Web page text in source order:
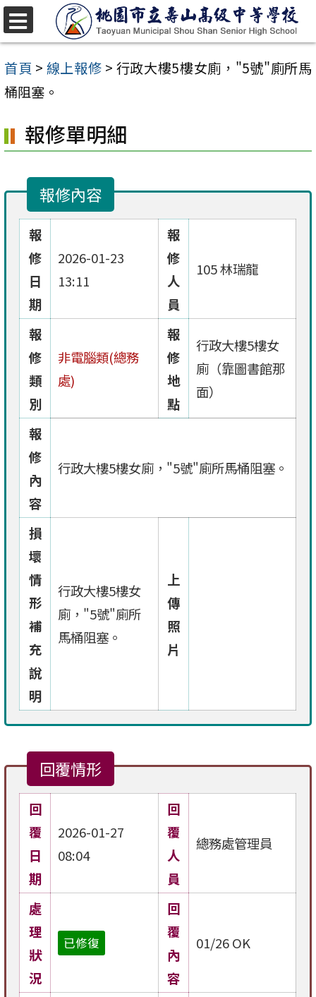
跳
至
主
要
容
區
首頁 > 線上報修 > 行政大樓5樓女廁，"5號"廁所馬
桶阻塞。
報修單明細
報修內容
報
修
日
期
2026-01-23
13:11
報
修
人
員
105 林瑞龍
報
修
類
別
非電腦類(總務
處)
報
修
地
點
行政大樓5樓女
廁（靠圖書館那
面）
報
修
內
容
行政大樓5樓女廁，"5號"廁所馬桶阻塞。
損
壞
情
形
補
充
說
明
行政大樓5樓女
廁，"5號"廁所
馬桶阻塞。
上
傳
照
片
回覆情形
回
覆
日
期
2026-01-27
08:04
回
覆
人
員
總務處管理員
處
理
狀
況
已修復
回
覆
內
容
01/26 OK
選
單